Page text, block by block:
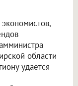
области
удаётся